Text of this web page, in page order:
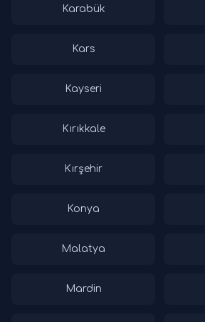
Karabük
Kars
Kayseri
Kırıkkale
Kırşehir
Konya
Malatya
Mardin